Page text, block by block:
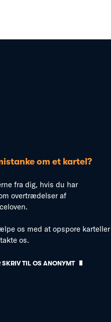
om et kartel?
fra dig, hvis du har
overtrædelser af
os med at opspore karteller
os.
SKRIV TIL OS ANONYMT